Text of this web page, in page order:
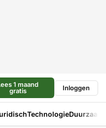
1 maand
gratis
Inloggen
Technologie